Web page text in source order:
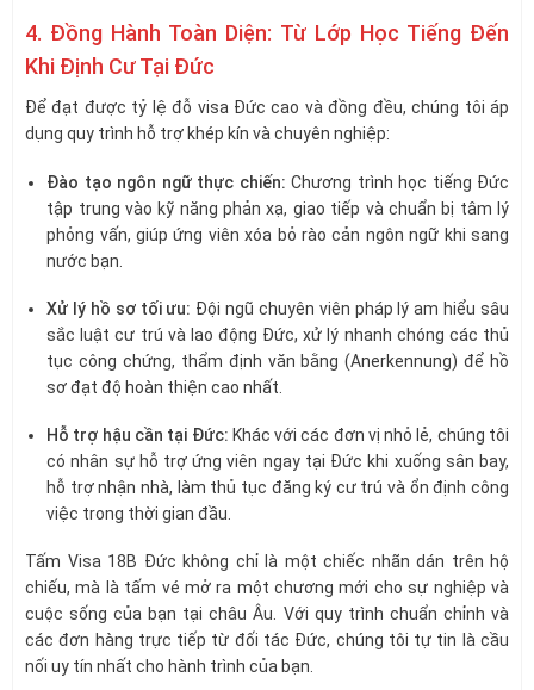
4. Đồng Hành Toàn Diện: Từ Lớp Học Tiếng Đến
Khi Định Cư Tại Đức
Để đạt được tỷ lệ đỗ visa Đức cao và đồng đều, chúng tôi áp
dụng quy trình hỗ trợ khép kín và chuyên nghiệp:
Đào tạo ngôn ngữ thực chiến: Chương trình học tiếng Đức
tập trung vào kỹ năng phản xạ, giao tiếp và chuẩn bị tâm lý
phỏng vấn, giúp ứng viên xóa bỏ rào cản ngôn ngữ khi sang
nước bạn.
Xử lý hồ sơ tối ưu: Đội ngũ chuyên viên pháp lý am hiểu sâu
sắc luật cư trú và lao động Đức, xử lý nhanh chóng các thủ
tục công chứng, thẩm định văn bằng (Anerkennung) để hồ
sơ đạt độ hoàn thiện cao nhất.
Hỗ trợ hậu cần tại Đức: Khác với các đơn vị nhỏ lẻ, chúng tôi
có nhân sự hỗ trợ ứng viên ngay tại Đức khi xuống sân bay,
hỗ trợ nhận nhà, làm thủ tục đăng ký cư trú và ổn định công
việc trong thời gian đầu.
Tấm Visa 18B Đức không chỉ là một chiếc nhãn dán trên hộ
chiếu, mà là tấm vé mở ra một chương mới cho sự nghiệp và
cuộc sống của bạn tại châu Âu. Với quy trình chuẩn chỉnh và
các đơn hàng trực tiếp từ đối tác Đức, chúng tôi tự tin là cầu
nối uy tín nhất cho hành trình của bạn.